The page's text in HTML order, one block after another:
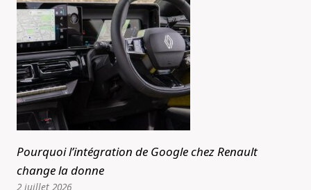
Pourquoi l’intégration de Google chez Renault
change la donne
2 juillet 2026